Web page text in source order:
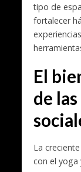
tipo de
fortalecer
El
de
La
con el yoga